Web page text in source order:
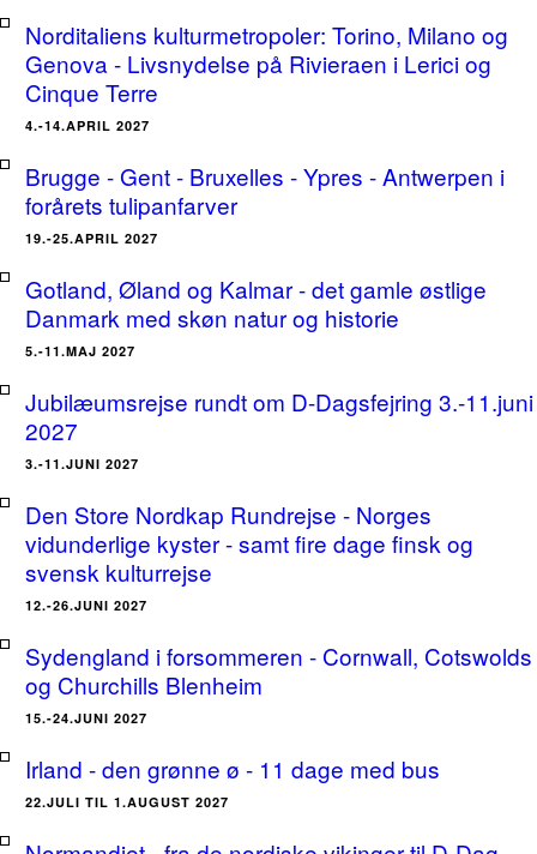
Norditaliens kulturmetropoler: Torino, Milano og
Genova - Livsnydelse på Rivieraen i Lerici og
Cinque Terre
4.-14.APRIL 2027
Brugge - Gent - Bruxelles - Ypres - Antwerpen i
forårets tulipanfarver
19.-25.APRIL 2027
Gotland, Øland og Kalmar - det gamle østlige
Danmark med skøn natur og historie
5.-11.MAJ 2027
Jubilæumsrejse rundt om D-Dagsfejring 3.-11.juni
2027
3.-11.JUNI 2027
Den Store Nordkap Rundrejse - Norges
vidunderlige kyster - samt fire dage finsk og
svensk kulturrejse
12.-26.JUNI 2027
Sydengland i forsommeren - Cornwall, Cotswolds
og Churchills Blenheim
15.-24.JUNI 2027
Irland - den grønne ø - 11 dage med bus
22.JULI TIL 1.AUGUST 2027